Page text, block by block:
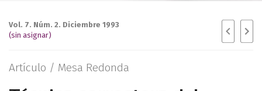
Vol. 7. Núm. 2. Diciembre 1993
(sin asignar)
Artículo / Mesa Redonda